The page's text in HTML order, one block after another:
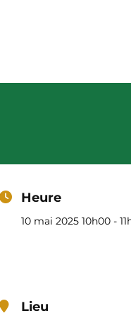
Heure
10 mai 2025 10h00 -
Lieu